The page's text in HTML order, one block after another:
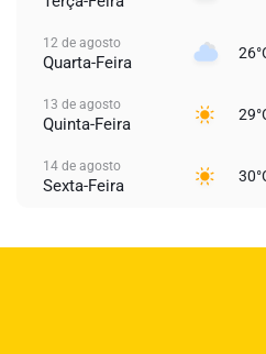
12 de agosto
Quarta-Feira
13 de agosto
Quinta-Feira
14 de agosto
Sexta-Feira